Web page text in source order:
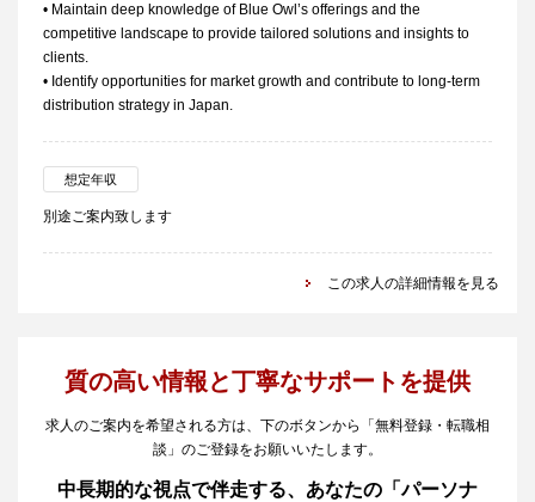
• Maintain deep knowledge of Blue Owl’s offerings and the
competitive landscape to provide tailored solutions and insights to
clients.
• Identify opportunities for market growth and contribute to long-term
distribution strategy in Japan.
想定年収
別途ご案内致します
この求人の詳細情報を見る
質の高い情報と丁寧なサポートを提供
求人のご案内を希望される方は、下のボタンから「無料登録・転職相
談」のご登録をお願いいたします。
中長期的な視点で伴走する、あなたの「パーソナ